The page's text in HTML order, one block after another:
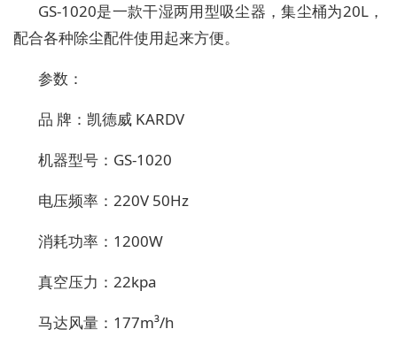
GS-1020是一款干湿两用型吸尘器，集尘桶为20L，
配合各种除尘配件使用起来方便。
参数：
品 牌：凯德威 KARDV
机器型号： GS-1020
电压频率： 220V 50Hz
消耗功率： 1200W
真空压力： 22kpa
马达风量： 177m³/h